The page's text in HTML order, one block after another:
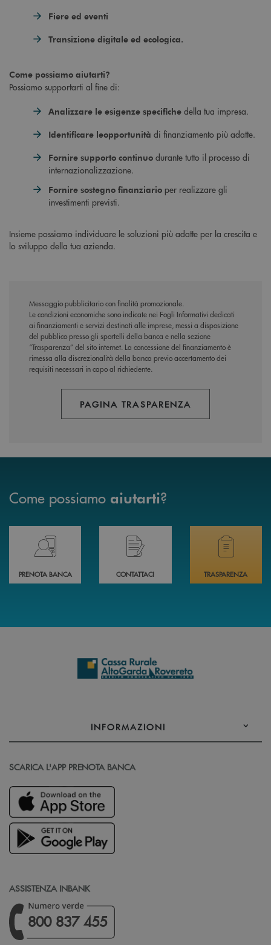
Fiere ed eventi
Transizione digitale ed ecologica.
Come possiamo aiutarti?
Possiamo supportarti al fine di:
Analizzare le esigenze specifiche della tua impresa.
Identificare leopportunità di finanziamento più adatte.
Fornire supporto continuo durante tutto il processo di
internazionalizzazione.
Fornire sostegno finanziario per realizzare gli
investimenti previsti.
Insieme possiamo individuare le soluzioni più adatte per la crescita e
lo sviluppo della tua azienda.
Messaggio pubblicitario con finalità promozionale.
Le condizioni economiche sono indicate nei Fogli Informativi dedicati
ai finanziamenti e servizi destinati alle imprese, messi a disposizione
del pubblico presso gli sportelli della banca e nella sezione
“Trasparenza” del sito internet. La concessione del finanziamento è
rimessa alla discrezionalità della banca previo accertamento dei
requisiti necessari in capo al richiedente.
PAGINA TRASPARENZA
Come possiamo aiutarti?
Prenota il tuo appuntamento in Filiale direttamente da casa 24h su 24h
PRENOTA BANCA
Hai bisogno di assistenza immediata?
CONTATTACI
Hai bisogno di
TRASPARENZA
INFORMAZIONI
SCARICA L'APP PRENOTA BANCA
ASSISTENZA INBANK
800 837 455